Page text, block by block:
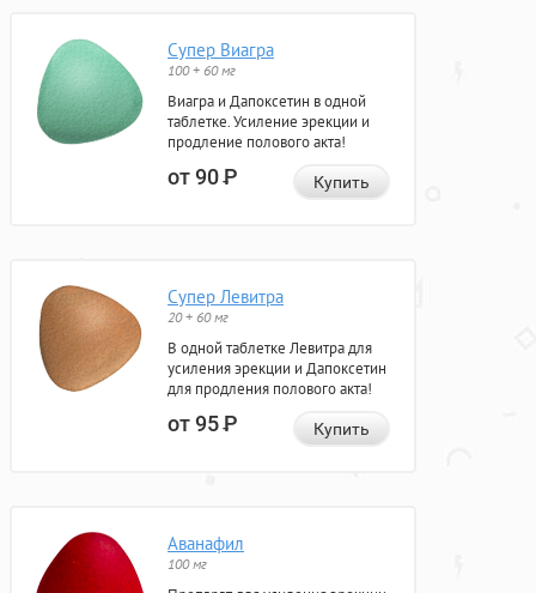
Супер Виагра
100 + 60 мг
Виагра и Дапоксетин в одной
таблетке. Усиление эрекции и
продление полового акта!
от 90Р Купить
Супер Левитра
20 + 60 мг
В одной таблетке Левитра для
усиления эрекции и Дапоксетин
для продления полового акта!
от 95Р Купить
Аванафил
100 мг